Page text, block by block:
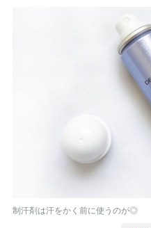
制汗剤は汗をかく前に使うのが◎